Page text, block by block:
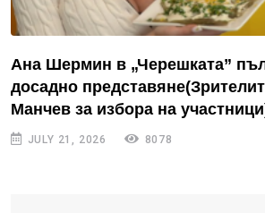
Ана Шермин в „Черешката”
досадно
Манчев за избора на
JULY 21, 2026 8078